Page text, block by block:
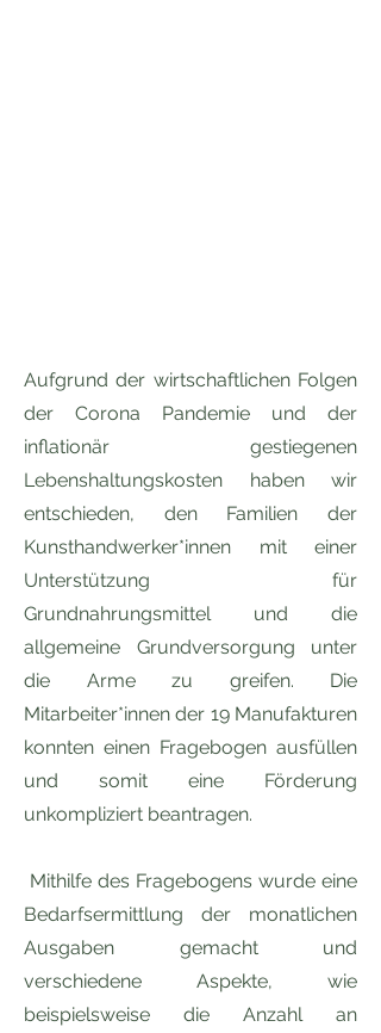
Aufgrund der wirtschaftlichen Folgen
der Corona Pandemie und der
inflationär gestiegenen
Lebenshaltungskosten haben wir
entschieden, den Familien der
Kunsthandwerker*innen mit einer
Unterstützung für
Grundnahrungsmittel und die
allgemeine Grundversorgung unter
die Arme zu greifen. Die
Mitarbeiter*innen der 19 Manufakturen
konnten einen Fragebogen ausfüllen
und somit eine Förderung
unkompliziert beantragen.
Mithilfe des Fragebogens wurde eine
Bedarfsermittlung der monatlichen
Ausgaben gemacht und
verschiedene Aspekte, wie
beispielsweise die Anzahl an